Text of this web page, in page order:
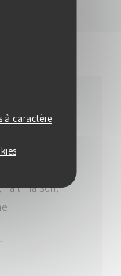
à caractère
Fait maison,